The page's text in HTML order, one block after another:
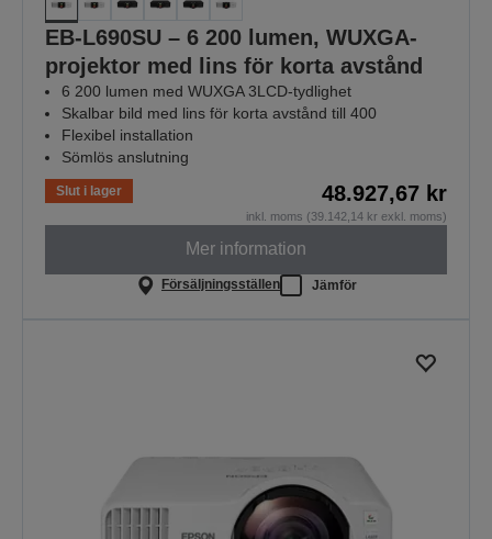
EB-L690SU – 6 200 lumen, WUXGA-
projektor med lins för korta avstånd
6 200 lumen med WUXGA 3LCD-tydlighet
Skalbar bild med lins för korta avstånd till 400
Flexibel installation
Sömlös anslutning
Slut i lager 48.927,67 kr
inkl. moms (39.142,14 kr exkl. moms)
Mer information
Försäljningsställen Jämför